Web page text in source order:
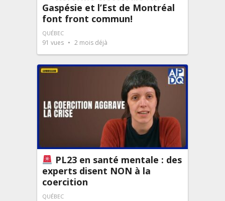
Gaspésie et l’Est de Montréal
font front commun!
QUÉBEC
91 vues 2 mois déjà
PL23 en santé mentale : des
experts disent NON à la
coercition
QUÉBEC